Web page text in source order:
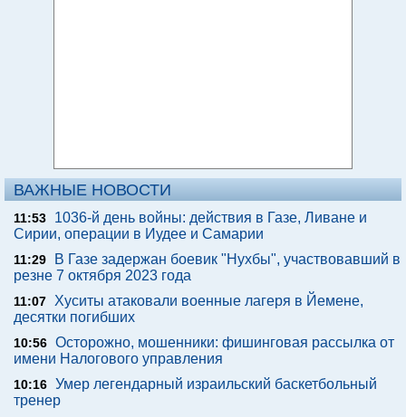
ВАЖНЫЕ НОВОСТИ
11:53
1036-й день войны: действия в Газе, Ливане и
Сирии, операции в Иудее и Самарии
11:29
В Газе задержан боевик "Нухбы", участвовавший в
резне 7 октября 2023 года
11:07
Хуситы атаковали военные лагеря в Йемене,
десятки погибших
10:56 Осторожно, мошенники: фишинговая рассылка от
имени Налогового управления
10:16 Умер легендарный израильский баскетбольный
тренер